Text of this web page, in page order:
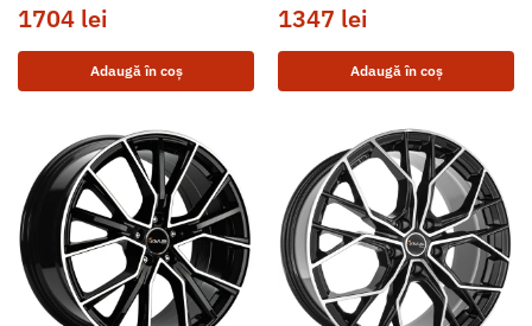
1704 lei
Adaugă în coș
1347 lei
Adaugă în coș